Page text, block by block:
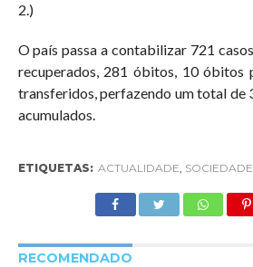
2.)
O país passa a contabilizar 721
recuperados, 281 óbitos, 10 óbitos
transferidos, perfazendo um total de
acumulados.
ETIQUETAS: ACTUALIDADE, SOCIEDADE
RECOMENDADO